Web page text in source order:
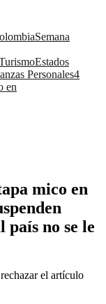
Semana
Estados
Personales4
en
mico en
país no se le
el artículo